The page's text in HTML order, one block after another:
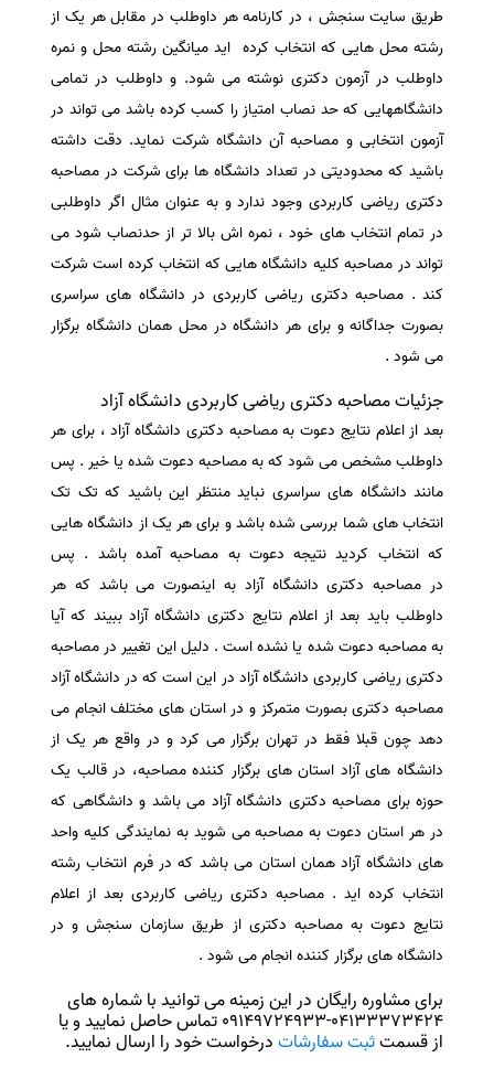
طریق سایت سنجش ، در کارنامه هر داوطلب در مقابل هر یک از
رشته محل هایی که انتخاب کرده اید میانگین رشته محل و نمره
داوطلب در آزمون دکتری نوشته می شود. و داوطلب در تمامی
دانشگاههایی که حد نصاب امتیاز را کسب کرده باشد می تواند در
آزمون انتخابی و مصاحبه آن دانشگاه شرکت نماید. دقت داشته
باشید که محدودیتی در تعداد دانشگاه ها برای شرکت در مصاحبه
دکتری ریاضی کاربردی وجود ندارد و به عنوان مثال اگر داوطلبی
در تمام انتخاب های خود ، نمره اش بالا تر از حدنصاب شود می
تواند در مصاحبه کلیه دانشگاه هایی که انتخاب کرده است شرکت
کند . مصاحبه دکتری ریاضی کاربردی در دانشگاه های سراسری
بصورت جداگانه و برای هر دانشگاه در محل همان دانشگاه برگزار
می شود .
جزئیات مصاحبه دکتری ریاضی کاربردی دانشگاه آزاد
بعد از اعلام نتایج دعوت به مصاحبه دکتری دانشگاه آزاد ، برای هر
داوطلب مشخص می شود که به مصاحبه دعوت شده یا خیر . پس
مانند دانشگاه های سراسری نباید منتظر این باشید که تک تک
انتخاب های شما بررسی شده باشد و برای هر یک از دانشگاه هایی
که انتخاب کردید نتیجه دعوت به مصاحبه آمده باشد . پس
در مصاحبه دکتری دانشگاه آزاد به اینصورت می باشد که هر
داوطلب باید بعد از اعلام نتایج دکتری دانشگاه آزاد ببیند که آیا
به مصاحبه دعوت شده یا نشده است . دلیل این تغییر در مصاحبه
دکتری ریاضی کاربردی دانشگاه آزاد در این است که در دانشگاه آزاد
مصاحبه دکتری بصورت متمرکز و در استان های مختلف انجام می
دهد چون قبلا فقط در تهران برگزار می کرد و در واقع هر یک از
دانشگاه های آزاد استان های برگزار کننده مصاحبه، در قالب یک
حوزه برای مصاحبه دکتری دانشگاه آزاد می باشد و دانشگاهی که
در هر استان دعوت به مصاحبه می شوید به نمایندگی کلیه واحد
های دانشگاه آزاد همان استان می باشد که در فرم انتخاب رشته
انتخاب کرده اید . مصاحبه دکتری ریاضی کاربردی بعد از اعلام
نتایج دعوت به مصاحبه دکتری از طریق سازمان سنجش و در
دانشگاه های برگزار کننده انجام می شود .
برای مشاوره رایگان در این زمینه می توانید با شماره های
04133373424-09149724933 تماس حاصل نمایید و یا
از قسمتثبت سفارشاتدرخواست خود را ارسال نمایید.